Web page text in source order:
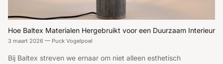
Hoe Baltex Materialen Hergebruikt voor een Duurzaam Interieur
3 maart 2026 — Puck Vogelpoel
Bij Baltex streven we ernaar om niet alleen esthetisch